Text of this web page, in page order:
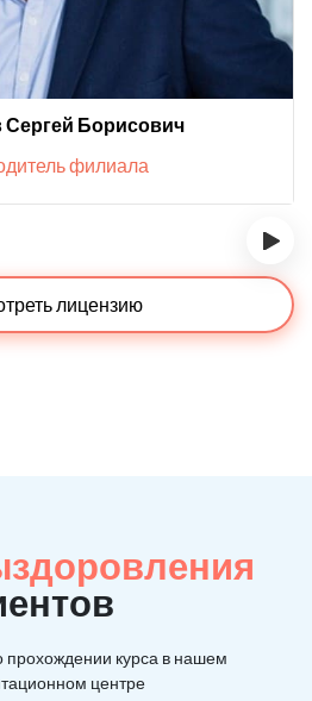
Борисович
филиала
›
лицензию
курса в нашем
центре